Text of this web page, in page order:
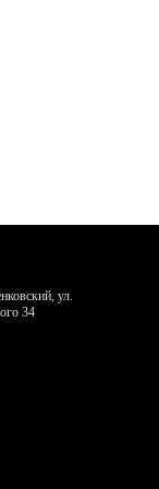
ул.
Ярослава Мудрого 34